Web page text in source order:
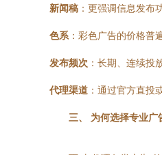
新闻稿 ：更强调信息发布
色系 ：彩色广告的价格普
发布频次 ：长期、连续投
代理渠道 ：通过官方直投
三、 为何选择专业广